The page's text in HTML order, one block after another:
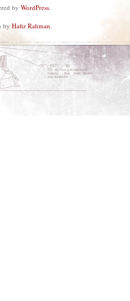
by WordPress.
by Hafiz Rahman.